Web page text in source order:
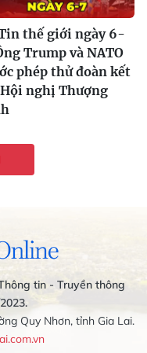
thế giới ngày 6-
Trump và NATO
phép thử đoàn kết
nghị Thượng
tin - Truyền thông
Quy Nhơn, tỉnh Gia Lai.